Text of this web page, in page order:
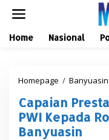
Home Nasional
Homepage / Banyuasin
Capaian
PWI Kepada
Banyuasin